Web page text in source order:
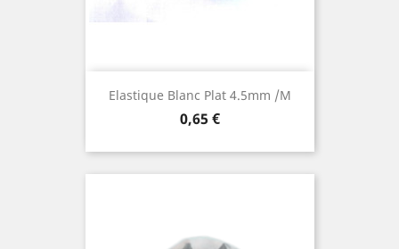
Elastique Blanc Plat 4.5mm /m
Prix
0,65 €